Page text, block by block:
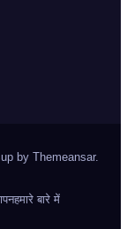
by Themeansar.
हमारे बारे में